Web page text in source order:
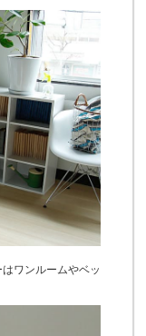
ワンルームやベッ